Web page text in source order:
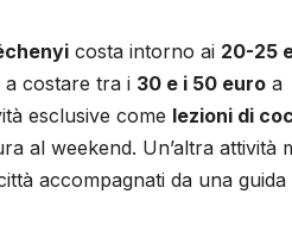
costa intorno ai 20-25
costare tra i 30 e i 50 euro a
esclusive come lezioni di
al weekend. Un’altra attività
accompagnati da una guida